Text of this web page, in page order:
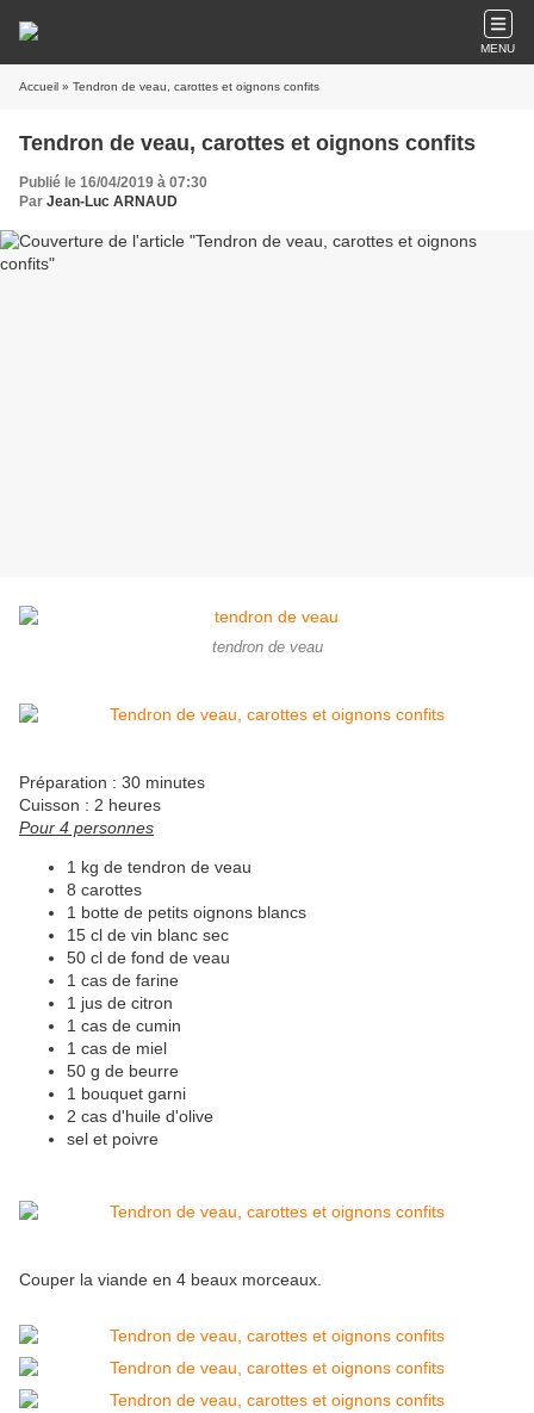
MENU
Accueil » Tendron de veau, carottes et oignons confits
Tendron de veau, carottes et oignons confits
Publié le 16/04/2019 à 07:30
Par Jean-Luc ARNAUD
tendron de veau
Préparation : 30 minutes
Cuisson : 2 heures
Pour 4 personnes
1 kg de tendron de veau
8 carottes
1 botte de petits oignons blancs
15 cl de vin blanc sec
50 cl de fond de veau
1 cas de farine
1 jus de citron
1 cas de cumin
1 cas de miel
50 g de beurre
1 bouquet garni
2 cas d'huile d'olive
sel et poivre
Couper la viande en 4 beaux morceaux.